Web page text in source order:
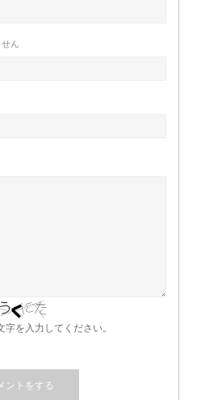
ん
を入力してください。